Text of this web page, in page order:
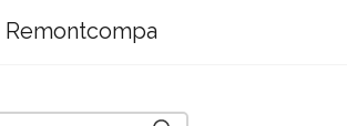
Remontcompa